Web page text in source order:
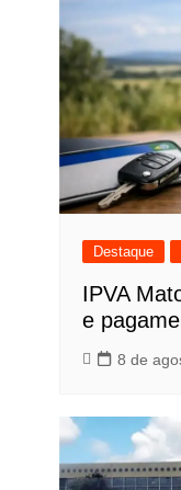
Destaque
IPVA
e
8 de